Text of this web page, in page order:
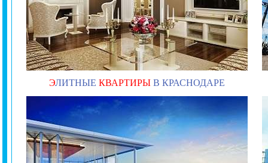
ЭЛИТНЫЕ КВАРТИРЫ В КРАСНОДАРЕ